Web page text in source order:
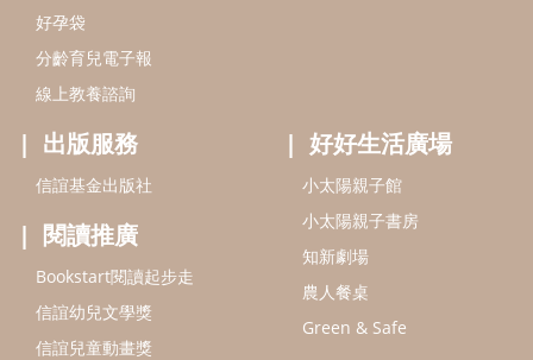
好孕袋
分齡育兒電子報
線上教養諮詢
出版服務
信誼基金出版社
閱讀推廣
Bookstart閱讀起步走
信誼幼兒文學獎
信誼兒童動畫獎
好好生活廣場
小太陽親子館
小太陽親子書房
知新劇場
農人餐桌
Green & Safe